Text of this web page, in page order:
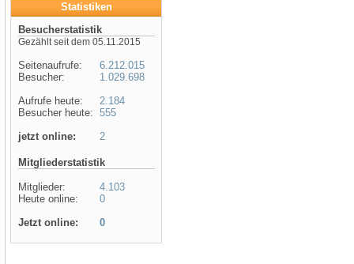
Statistiken
Besucherstatistik
Gezählt seit dem 05.11.2015
Seitenaufrufe:
Besucher:
Aufrufe heute:
Besucher heute:
jetzt online:
6.212.015
1.029.698
2.184
555
2
Mitgliederstatistik
Mitglieder:
Heute online:
4.103
0
Jetzt online:
0